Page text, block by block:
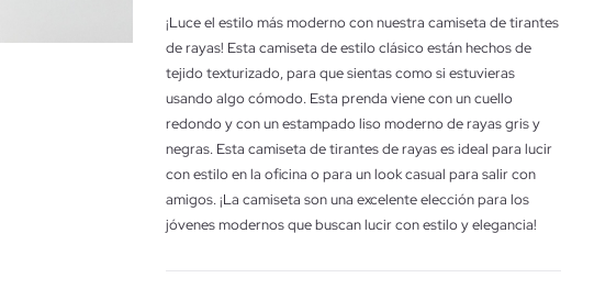
¡Luce el estilo más moderno con nuestra camiseta de tirantes
de rayas! Esta camiseta de estilo clásico están hechos de
tejido texturizado, para que sientas como si estuvieras
usando algo cómodo. Esta prenda viene con un cuello
redondo y con un estampado liso moderno de rayas gris y
negras. Esta camiseta de tirantes de rayas es ideal para lucir
con estilo en la oficina o para un look casual para salir con
amigos. ¡La camiseta son una excelente elección para los
jóvenes modernos que buscan lucir con estilo y elegancia!